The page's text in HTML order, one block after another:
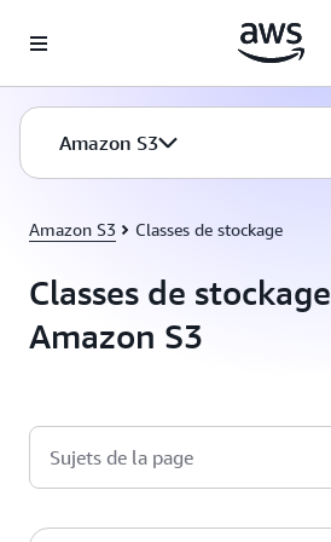
Amazon S3
Amazon S3 Classes de stockage
Classes de stockage
Amazon S3
Sujets de la page